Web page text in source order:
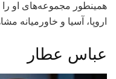
همینطور مجموعه‌های او را
اروپا، آسیا و خاورمیانه
عباس عطار